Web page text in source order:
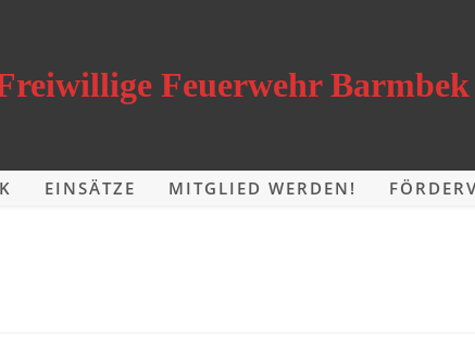
Feuerwehr Barmbek
EINSÄTZE MITGLIED WERDEN!